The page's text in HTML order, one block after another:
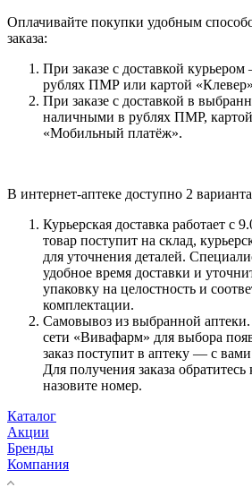
Оплачивайте покупки удобным
заказа:
При заказе с доставкой
рублях ПМР или картой
При заказе с доставкой в
наличными в рублях ПМР,
«Мобильный платёж».
В интернет-аптеке доступно 2
Курьерская доставка работает с
товар поступит на склад,
для уточнения деталей.
удобное время доставки и
упаковку на целостность и
комплектации.
Самовывоз из выбранной
сети «Вивафарм» для выбора
заказ поступит в аптеку — с
Для получения заказа
назовите номер.
Каталог
Акции
Бренды
Компания